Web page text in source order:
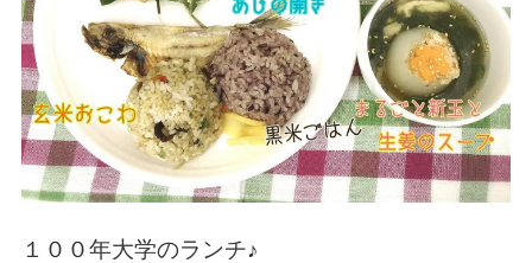
１００年大学のランチ♪